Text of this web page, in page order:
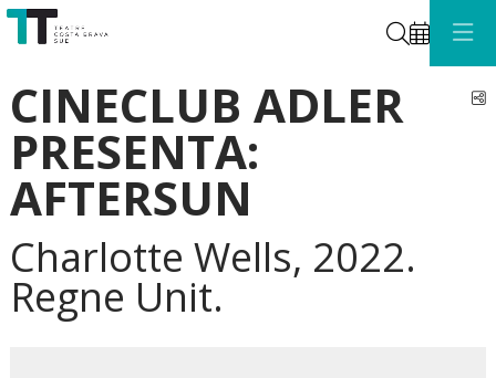
Cerca
CINECLUB ADLER
PRESENTA:
AFTERSUN
Charlotte Wells, 2022.
Regne Unit.